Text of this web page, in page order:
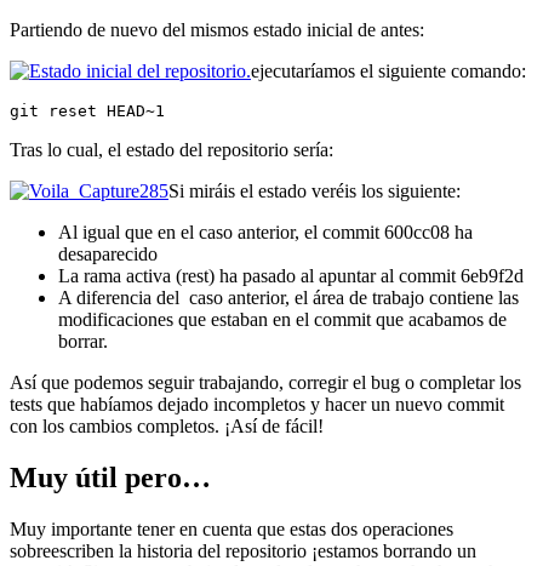
Partiendo de nuevo del mismos estado inicial de antes:
ejecutaríamos el siguiente comando:
git reset HEAD~1
Tras lo cual, el estado del repositorio sería:
Si miráis el estado veréis los siguiente:
Al igual que en el caso anterior, el commit 600cc08 ha
desaparecido
La rama activa (rest) ha pasado al apuntar al commit 6eb9f2d
A diferencia del caso anterior, el área de trabajo contiene las
modificaciones que estaban en el commit que acabamos de
borrar.
Así que podemos seguir trabajando, corregir el bug o completar los
tests que habíamos dejado incompletos y hacer un nuevo commit
con los cambios completos. ¡Así de fácil!
Muy útil pero…
Muy importante tener en cuenta que estas dos operaciones
sobreescriben la historia del repositorio ¡estamos borrando un